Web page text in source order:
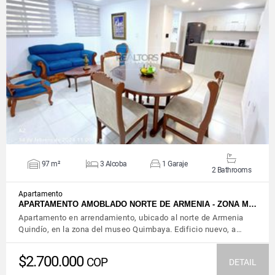
VIEW DETAILS
97 m² 3 Alcoba 1 Garaje
2 Bathrooms
Apartamento
APARTAMENTO AMOBLADO NORTE DE ARMENIA - ZONA M…
Apartamento en arrendamiento, ubicado al norte de Armenia
Quindío, en la zona del museo Quimbaya. Edificio nuevo, a…
$2.700.000 COP DETAIL